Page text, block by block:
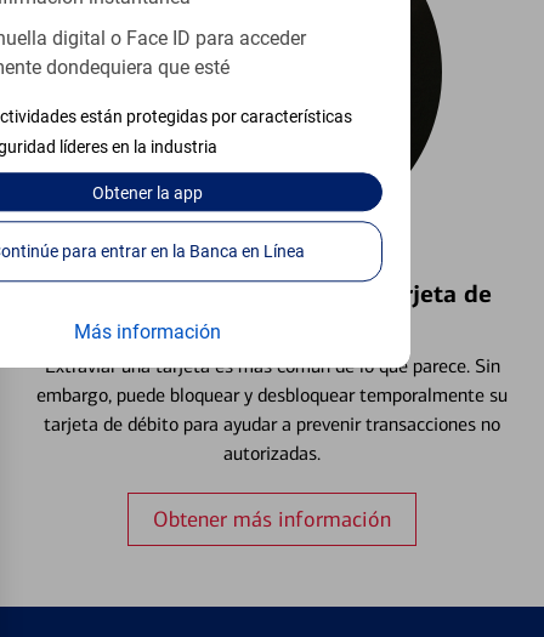
digital o Face ID para acceder
dondequiera que esté
están protegidas por características
líderes en la industria
Obtenerla app
Continúe para entrar en la Banca en Línea
Más información
Bloquear y Desbloquear una Tarjeta de
Extraviar una tarjeta es más común de lo que parece. Sin
embargo, puede bloquear y desbloquear temporalmente su
tarjeta de débito para ayudar a prevenir transacciones no
autorizadas.
Obtener más información